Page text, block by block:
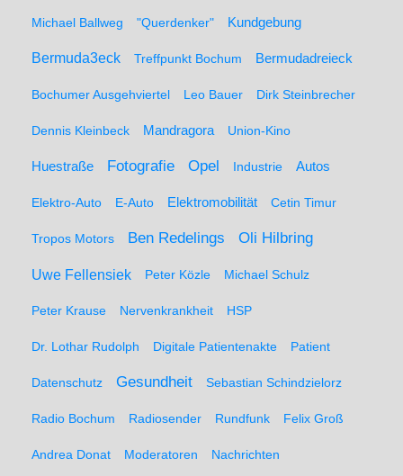
Michael Ballweg "Querdenker" Kundgebung
Bermuda3eck Treffpunkt Bochum Bermudadreieck
Bochumer Ausgehviertel Leo Bauer Dirk Steinbrecher
Dennis Kleinbeck Mandragora Union-Kino
Huestraße Fotografie Opel Industrie Autos
Elektro-Auto E-Auto Elektromobilität Cetin Timur
Tropos Motors Ben Redelings Oli Hilbring
Uwe Fellensiek Peter Közle Michael Schulz
Peter Krause Nervenkrankheit HSP
Dr. Lothar Rudolph Digitale Patientenakte Patient
Datenschutz Gesundheit Sebastian Schindzielorz
Radio Bochum Radiosender Rundfunk Felix Groß
Andrea Donat Moderatoren Nachrichten